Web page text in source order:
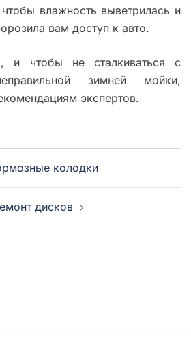
влажность выветрилась и
вам доступ к авто.
и чтобы не сталкиваться с
зимней мойки,
экспертов.
колодки
дисков